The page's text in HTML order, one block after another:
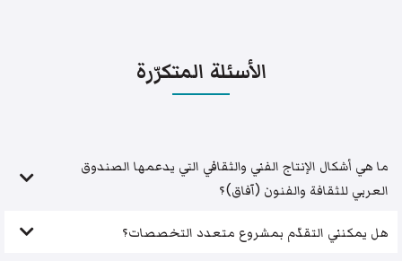
الأسئلة المتكرّرة
ما هي أشكال الإنتاج الفني والثقافي التي يدعمها الصندوق
العربي للثقافة والفنون (آفاق)؟
هل يمكنني التقدّم بمشروع متعدد التخصصات؟